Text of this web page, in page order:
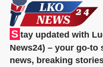
S tay updated with
News24) – your go-
news, breaking